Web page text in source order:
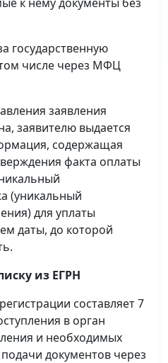
государственную
числе через МФЦ
заявления
заявителю выдается
содержащая
факта оплаты
(уникальный
для уплаты
даты, до которой
из ЕГРН
составляет 7
в орган
и необходимых
документов через